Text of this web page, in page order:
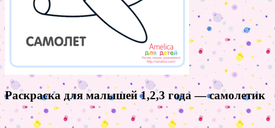
Раскраска для малышей 1,2,3 года — самолетик